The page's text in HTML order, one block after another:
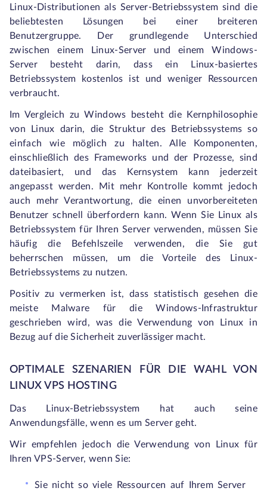
Linux-Distributionen als Server-Betriebssystem sind die
beliebtesten Lösungen bei einer breiteren
Benutzergruppe. Der grundlegende Unterschied
zwischen einem Linux-Server und einem Windows-
Server besteht darin, dass ein Linux-basiertes
Betriebssystem kostenlos ist und weniger Ressourcen
verbraucht.
Im Vergleich zu Windows besteht die Kernphilosophie
von Linux darin, die Struktur des Betriebssystems so
einfach wie möglich zu halten. Alle Komponenten,
einschließlich des Frameworks und der Prozesse, sind
dateibasiert, und das Kernsystem kann jederzeit
angepasst werden. Mit mehr Kontrolle kommt jedoch
auch mehr Verantwortung, die einen unvorbereiteten
Benutzer schnell überfordern kann. Wenn Sie Linux als
Betriebssystem für Ihren Server verwenden, müssen Sie
häufig die Befehlszeile verwenden, die Sie gut
beherrschen müssen, um die Vorteile des Linux-
Betriebssystems zu nutzen.
Positiv zu vermerken ist, dass statistisch gesehen die
meiste Malware für die Windows-Infrastruktur
geschrieben wird, was die Verwendung von Linux in
Bezug auf die Sicherheit zuverlässiger macht.
OPTIMALE SZENARIEN FÜR DIE WAHL VON
LINUX VPS HOSTING
Das Linux-Betriebssystem hat auch seine
Anwendungsfälle, wenn es um Server geht.
Wir empfehlen jedoch die Verwendung von Linux für
Ihren VPS-Server, wenn Sie:
Sie nicht so viele Ressourcen auf Ihrem Server